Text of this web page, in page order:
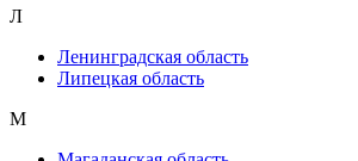
Л
Ленинградская область
Липецкая область
М